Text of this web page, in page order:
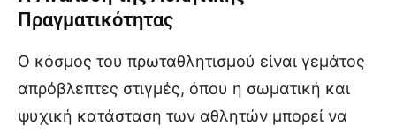
Πραγματικότητας
Ο κόσμος του πρωταθλητισμού είναι γεμάτος
απρόβλεπτες στιγμές, όπου η σωματική και
ψυχική κατάσταση των αθλητών μπορεί να